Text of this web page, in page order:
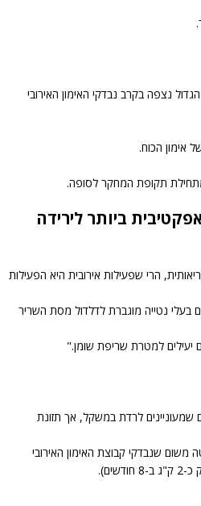
נצפה בקרב נבדקי האימון האירובי
אימון הכוח.
תקופת המחקר לסופה.
ביותר לירידה
הרי שפעילות אירובית היא הפעילות
בעלי נטייה מוגברת לדלדול מסת השריר
יעילים למטרת שריפת שומן."
לרדת במשקל, אך תזונת
משום שנבדקי קבוצת האימון האירובי